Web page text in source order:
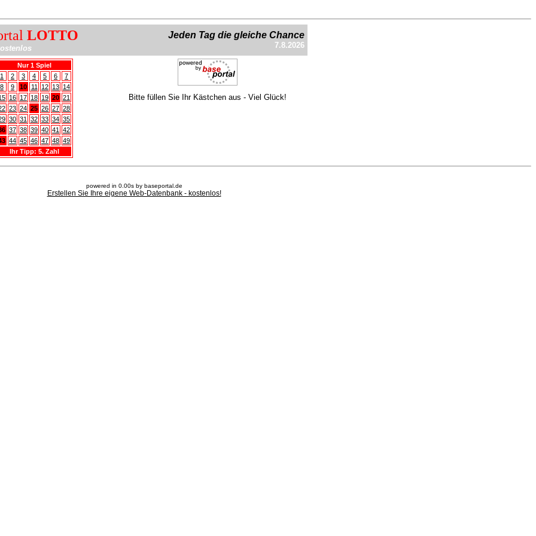
LOTTO Jeden Tag die gleiche Chance
7.8.2026
Nur 1 Spiel
1
2 3 4 5 6
7
8
9 10 11 12 13 14
16 17 18 19 20 21
23 24 25 26 27 28
30 31 32 33 34 35
37 38 39 40 41
42
44 45 46 47 48 49
Ihr Tipp: 5. Zahl
Bitte füllen Sie Ihr Kästchen aus - Viel Glück!
powered in 0.00s by baseportal.de
Erstellen Sie Ihre eigene Web-Datenbank - kostenlos!